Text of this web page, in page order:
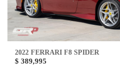
2022 FERRARI F8 SPIDER
$ 389,995